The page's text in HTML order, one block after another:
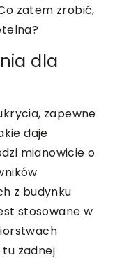
zatem zrobić,
dla
zapewne
daje
mianowicie o
z budynku
stosowane w
żadnej